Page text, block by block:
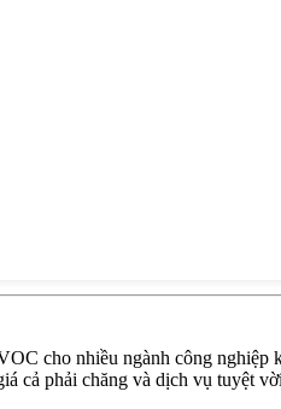
cho nhiều ngành công
cả phải chăng và dịch vụ tuyệt